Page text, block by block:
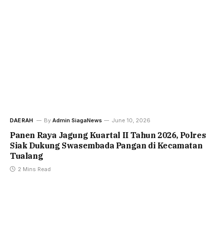
DAERAH By Admin SiagaNews June 10, 2026
Panen Raya Jagung Kuartal II Tahun 2026, Polres
Siak Dukung Swasembada Pangan di Kecamatan
Tualang
2 Mins Read